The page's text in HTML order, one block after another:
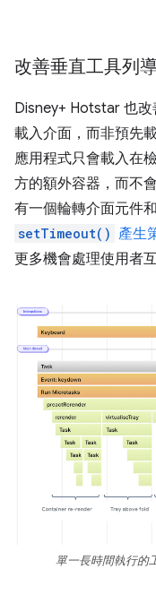
改善垂直工具列
Disney+ Hotstar 也
載入介面，而非預先
應用程式只會載入在
方的額外容器，而不
有一個輪轉介面元件
setTimeout() 產生
更多機會處理使用者互
單一長時間執行的